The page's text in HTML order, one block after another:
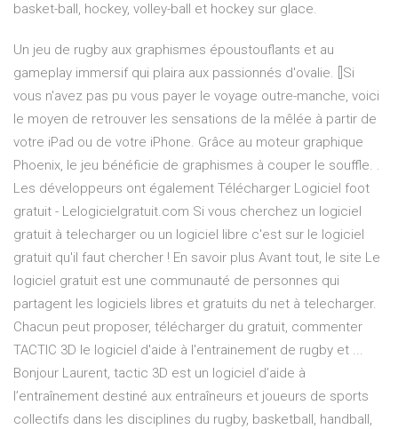
basket-ball, hockey, volley-ball et hockey sur glace.
Un jeu de rugby aux graphismes époustouflants et au
gameplay immersif qui plaira aux passionnés d'ovalie. []Si
vous n'avez pas pu vous payer le voyage outre-manche, voici
le moyen de retrouver les sensations de la mêlée à partir de
votre iPad ou de votre iPhone. Grâce au moteur graphique
Phoenix, le jeu bénéficie de graphismes à couper le souffle. .
Les développeurs ont également Télécharger Logiciel foot
gratuit - Lelogicielgratuit.com Si vous cherchez un logiciel
gratuit à telecharger ou un logiciel libre c'est sur le logiciel
gratuit qu'il faut chercher ! En savoir plus Avant tout, le site Le
logiciel gratuit est une communauté de personnes qui
partagent les logiciels libres et gratuits du net à telecharger.
Chacun peut proposer, télécharger du gratuit, commenter
TACTIC 3D le logiciel d'aide à l'entrainement de rugby et ...
Bonjour Laurent, tactic 3D est un logiciel d’aide à
l’entraînement destiné aux entraîneurs et joueurs de sports
collectifs dans les disciplines du rugby, basketball, handball,